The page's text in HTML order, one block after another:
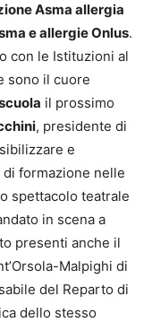
Asma allergia
e allergie Onlus.
con le Istituzioni al
sono il cuore
il prossimo
, presidente di
e
formazione nelle
spettacolo teatrale
in scena a
presenti anche il
Malpighi di
del Reparto di
dello stesso